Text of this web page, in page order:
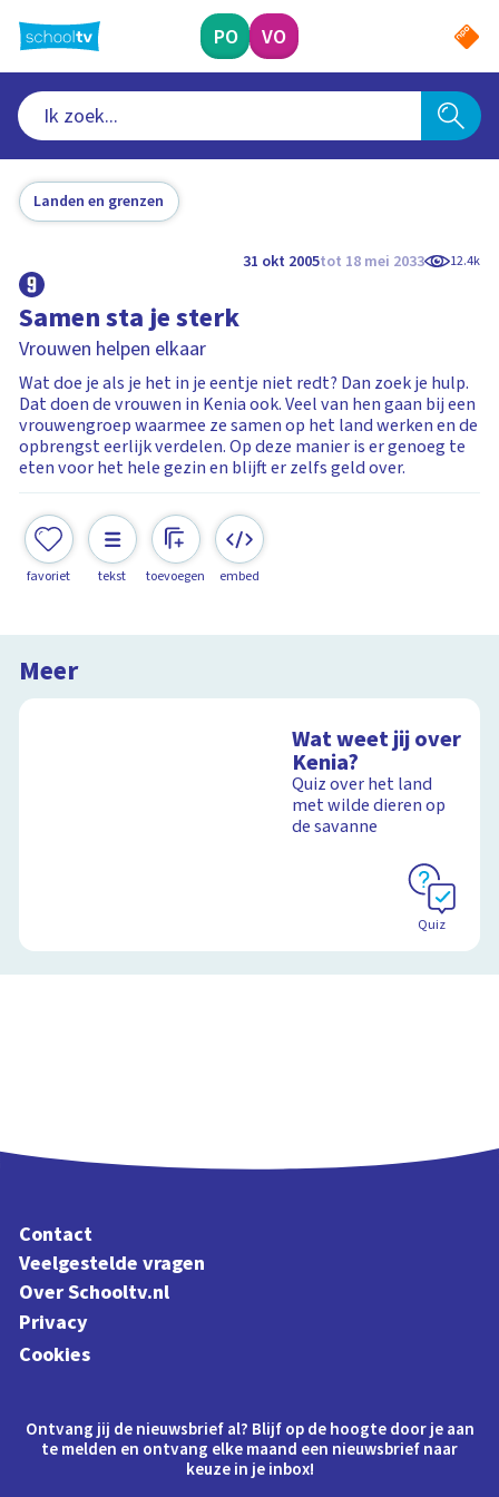
naar
hoofdinhoud
PO VO
Landen en grenzen
31 okt 2005tot 18 mei 2033 12.4k
Samen sta je sterk
Vrouwen helpen elkaar
Wat doe je als je het in je eentje niet redt? Dan zoek je hulp.
Dat doen de vrouwen in Kenia ook. Veel van hen gaan bij een
vrouwengroep waarmee ze samen op het land werken en de
opbrengst eerlijk verdelen. Op deze manier is er genoeg te
eten voor het hele gezin en blijft er zelfs geld over.
favoriet tekst toevoegen embed
Meer
Wat weet jij over
Kenia?
Quiz over het land
met wilde dieren op
de savanne
Quiz
Contact
Veelgestelde vragen
Over Schooltv.nl
Privacy
Cookies
Ontvang jij de nieuwsbrief al? Blijf op de hoogte door je aan
te melden en ontvang elke maand een nieuwsbrief naar
keuze in je inbox!